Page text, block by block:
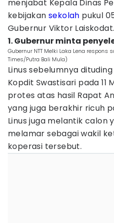
menjabat Kepala Dinas
kebijakansekolah pukul
Gubernur Viktor Laiskodat.
1. Gubernur minta
Gubernur NTT Melki Laka Lena respons
Times/Putra Bali Mula)
Linus sebelumnya
Kopdit Swastisari pada 11
protes atas hasil Rapat
yang juga berakhir ricuh
Linus juga melantik calon
melamar sebagai wakil
koperasi tersebut.